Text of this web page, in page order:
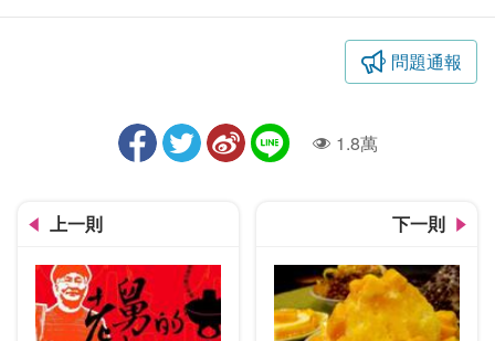
問題通報
人氣1.8萬
上一則 下一則